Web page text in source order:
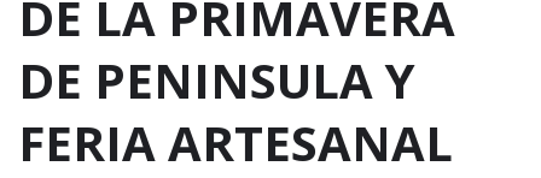
DE LA PRIMAVERA
DE PENINSULA Y
FERIA ARTESANAL